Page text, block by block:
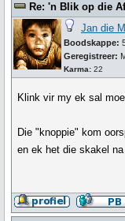
Re: 'n Blik op die
Jan die
Boodskappe:
Geregistreer:
Karma: 22
Klink vir my ek sal
Die "knoppie" kom
en ek het die skakel